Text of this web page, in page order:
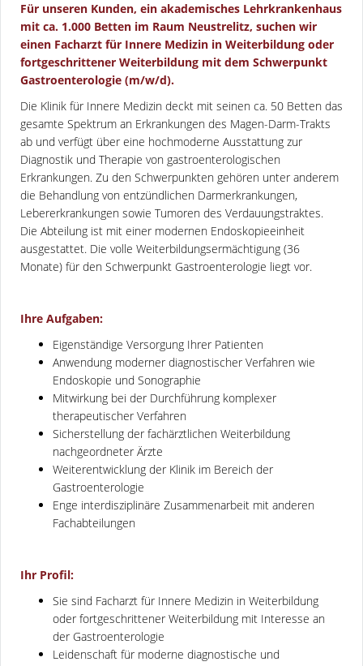
Für unseren Kunden, ein akademisches Lehrkrankenhaus
mit ca. 1.000 Betten im Raum Neustrelitz, suchen wir
einen Facharzt für Innere Medizin in Weiterbildung oder
fortgeschrittener Weiterbildung mit dem Schwerpunkt
Gastroenterologie (m/w/d).
Die Klinik für Innere Medizin deckt mit seinen ca. 50 Betten das
gesamte Spektrum an Erkrankungen des Magen-Darm-Trakts
ab und verfügt über eine hochmoderne Ausstattung zur
Diagnostik und Therapie von gastroenterologischen
Erkrankungen. Zu den Schwerpunkten gehören unter anderem
die Behandlung von entzündlichen Darmerkrankungen,
Lebererkrankungen sowie Tumoren des Verdauungstraktes.
Die Abteilung ist mit einer modernen Endoskopieeinheit
ausgestattet. Die volle Weiterbildungsermächtigung (36
Monate) für den Schwerpunkt Gastroenterologie liegt vor.
Ihre Aufgaben:
Eigenständige Versorgung Ihrer Patienten
Anwendung moderner diagnostischer Verfahren wie
Endoskopie und Sonographie
Mitwirkung bei der Durchführung komplexer
therapeutischer Verfahren
Sicherstellung der fachärztlichen Weiterbildung
nachgeordneter Ärzte
Weiterentwicklung der Klinik im Bereich der
Gastroenterologie
Enge interdisziplinäre Zusammenarbeit mit anderen
Fachabteilungen
Ihr Profil:
Sie sind Facharzt für Innere Medizin in Weiterbildung
oder fortgeschrittener Weiterbildung mit Interesse an
der Gastroenterologie
Leidenschaft für moderne diagnostische und